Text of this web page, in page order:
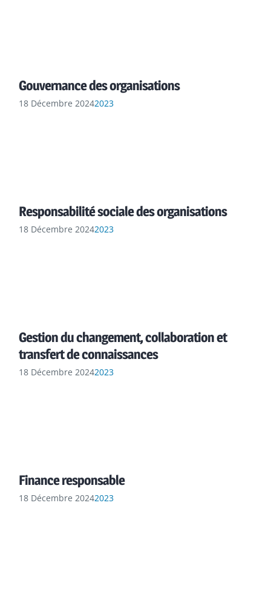
Gouvernance des organisations
18 Décembre 20242023
Responsabilité sociale des organisations
18 Décembre 20242023
Gestion du changement, collaboration et
transfert de connaissances
18 Décembre 20242023
Finance responsable
18 Décembre 20242023